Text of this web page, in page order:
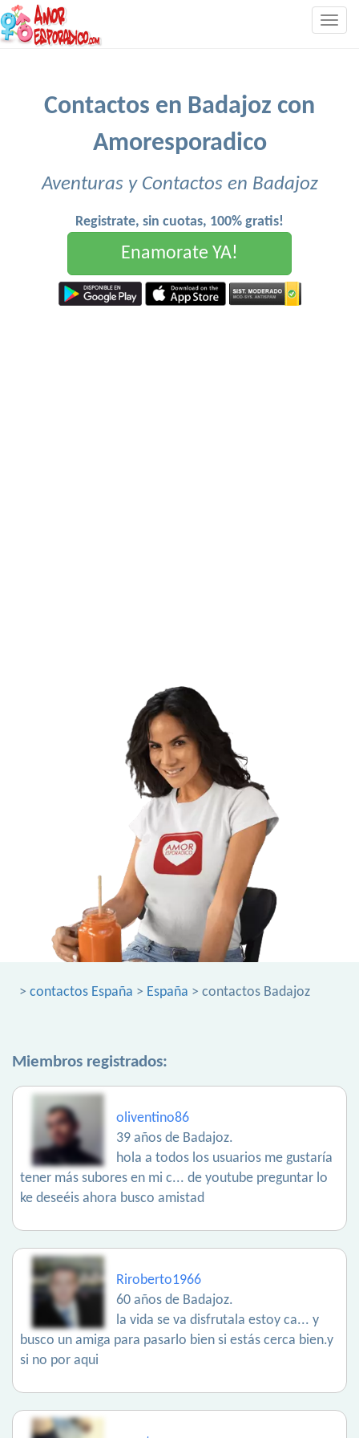
Contactos en Badajoz con
Amoresporadico
Aventuras y Contactos en Badajoz
Registrate, sin cuotas, 100% gratis!
Enamorate YA!
> contactos España > España > contactos Badajoz
Miembros registrados:
oliventino86
39 años de Badajoz.
hola a todos los usuarios me gustaría
tener más subores en mi c... de youtube preguntar lo
ke deseéis ahora busco amistad
Riroberto1966
60 años de Badajoz.
la vida se va disfrutala estoy ca... y
busco un amiga para pasarlo bien si estás cerca bien.y
si no por aqui